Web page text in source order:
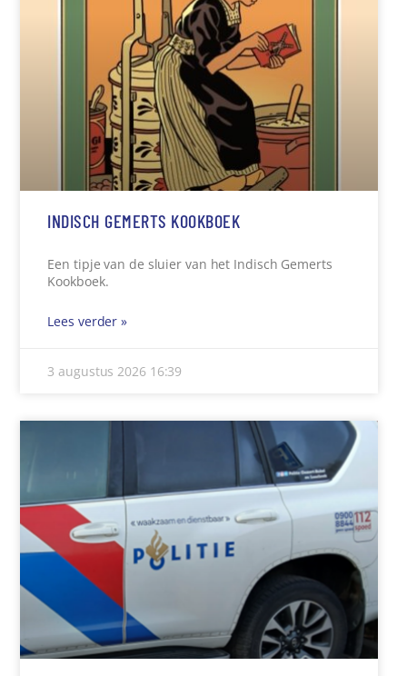
INDISCH GEMERTS KOOKBOEK
Een tipje van de sluier van het Indisch Gemerts
Kookboek.
Lees verder »
3 augustus 2026 16:39